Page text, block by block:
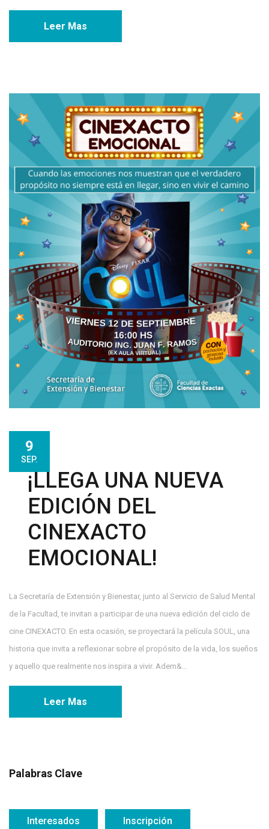
Leer Mas
9
SEP.
¡LLEGA UNA NUEVA
EDICIÓN DEL
CINEXACTO
EMOCIONAL!
La Secretaría de Extensión y Bienestar, junto al Servicio de Salud Mental
de la Facultad, te invitan a participar de una nueva edición del ciclo de
cine CINEXACTO. En esta ocasión, se proyectará la película SOUL, una
historia que invita a reflexionar sobre el propósito de la vida, los sueños
y aquello que realmente nos inspira a vivir. Adem&...
Leer Mas
Palabras Clave
Interesados Inscripción